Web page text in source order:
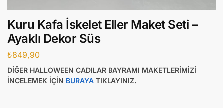
Kuru Kafa İskelet Eller Maket Seti –
Ayaklı Dekor Süs
₺849,90
DİĞER HALLOWEEN CADILAR BAYRAMI MAKETLERİMİZİ
İNCELEMEK İÇİN BURAYA TIKLAYINIZ.